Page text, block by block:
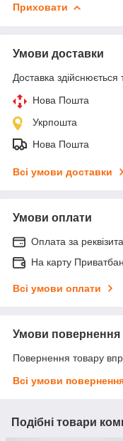
Приховати
Умови доставки
Доставка здійснюється
Нова Пошта
Укрпошта
Нова Пошта
Всі умови доставки
Умови оплати
Оплата за
На карту
Всі умови оплати
Умови повернення
Повернення товару
Всі умови
Подібні товари